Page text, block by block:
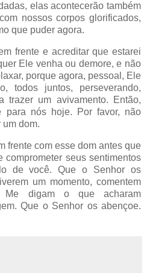
elas acontecerão também
nossos corpos glorificados,
que puder agora.
frente e acreditar que estarei
Ele venha ou demore, e não
porque agora, pessoal, Ele
todos juntos, perseverando,
trazer um avivamento. Então,
para nós hoje. Por favor, não
dom.
frente com esse dom antes que
comprometer seus sentimentos
de você. Que o Senhor os
um momento, comentem
Me digam o que acharam
Que o Senhor os abençoe.